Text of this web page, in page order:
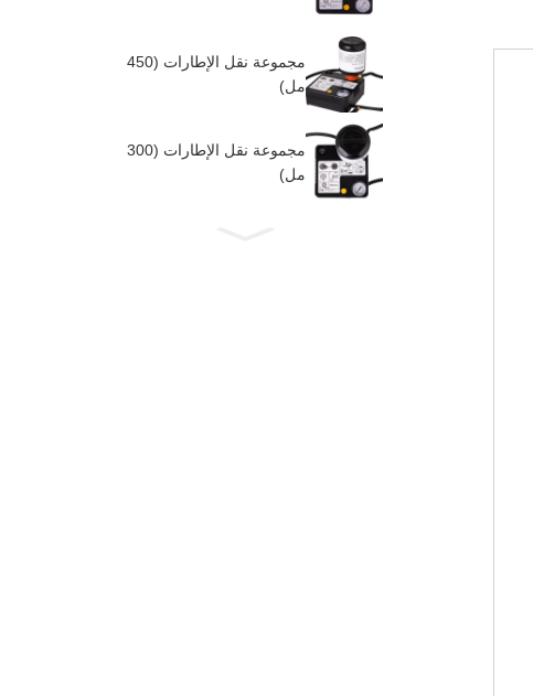
مجموعة نقل الإطارات (450
مل)
مجموعة نقل الإطارات (300
مل)